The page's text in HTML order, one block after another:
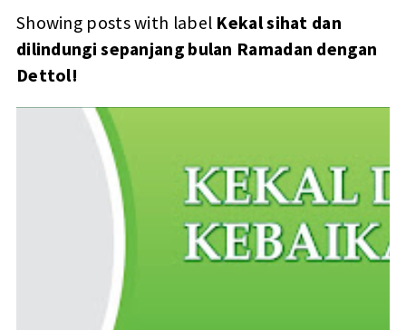
Showing posts with label Kekal sihat dan
dilindungi sepanjang bulan Ramadan dengan
Dettol!